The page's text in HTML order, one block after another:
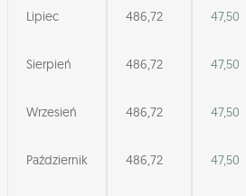
Lipiec 486,72 47,50
Sierpień 486,72 47,50
Wrzesień 486,72 47,50
Październik 486,72 47,50